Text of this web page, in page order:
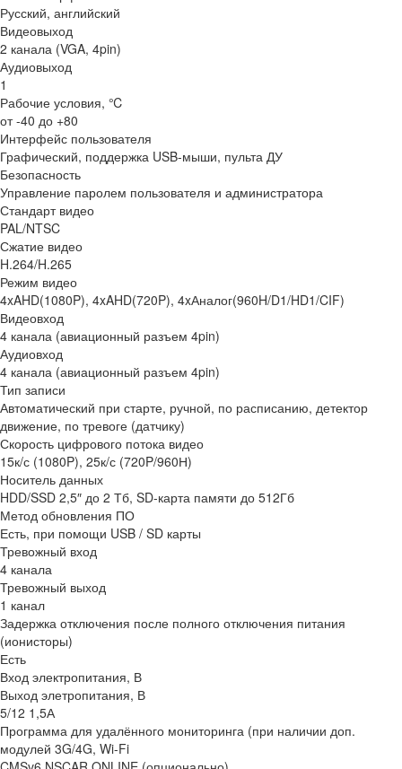
Русский, английский
Видеовыход
2 канала (VGA, 4pin)
Аудиовыход
1
Рабочие условия, ℃
от -40 до +80
Интерфейс пользователя
Графический, поддержка USB-мыши, пульта ДУ
Безопасность
Управление паролем пользователя и администратора
Стандарт видео
PAL/NTSC
Сжатие видео
H.264/H.265
Режим видео
4xAHD(1080P), 4xAHD(720P), 4xАналог(960H/D1/HD1/CIF)
Видеовход
4 канала (авиационный разъем 4pin)
Аудиовход
4 канала (авиационный разъем 4pin)
Тип записи
Автоматический при старте, ручной, по расписанию, детектор
движение, по тревоге (датчику)
Скорость цифрового потока видео
15к/с (1080P), 25к/с (720P/960Н)
Носитель данных
HDD/SSD 2,5″ до 2 Тб, SD-карта памяти до 512Гб
Метод обновления ПО
Есть, при помощи USB / SD карты
Тревожный вход
4 канала
Тревожный выход
1 канал
Задержка отключения после полного отключения питания
(ионисторы)
Есть
Вход электропитания, В
Выход элетропитания, В
5/12 1,5А
Программа для удалённого мониторинга (при наличии доп.
модулей 3G/4G, Wi-Fi